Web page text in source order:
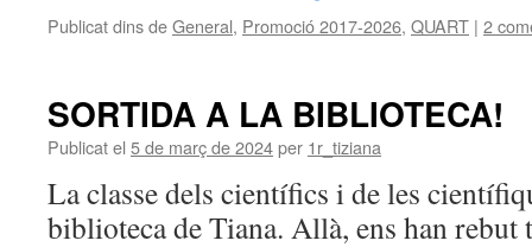
Publicat dins deGeneral, Promoció 2017-2026, QUART | 2
SORTIDA A LA BIBLIOTECA!
Publicat el 5 de març de 2024per 1r_tiziana
La classe dels científics i de les
biblioteca de Tiana. Allà, ens han